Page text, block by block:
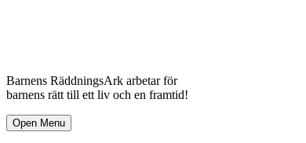
Barnens RäddningsArk arbetar för
barnens rätt till ett liv och en framtid!
Open Menu